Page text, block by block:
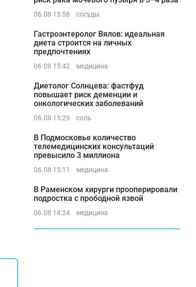
06.08 15:58 сосуды
Гастроэнтеролог Вялов: идеальная
диета строится на личных
предпочтениях
06.08 15:42 медицина
Диетолог Солнцева: фастфуд
повышает риск деменции и
онкологических заболеваний
06.08 15:29 соль
В Подмосковье количество
телемедицинских консультаций
превысило 3 миллиона
06.08 15:11 медицина
В Раменском хирурги прооперировали
подростка с прободной язвой
06.08 14:24 медицина